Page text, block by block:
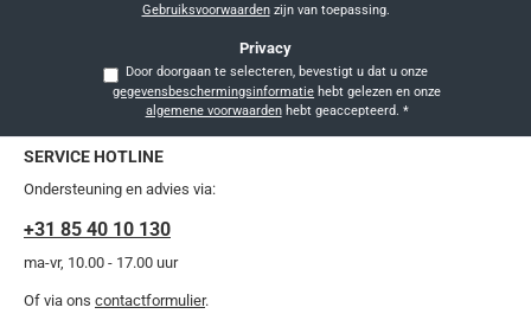
Gebruiksvoorwaardenzijn van toepassing.
Privacy
Door doorgaan te selecteren, bevestigt u dat u onze
gegevensbeschermingsinformatie
algemene voorwaardenhebt geaccepteerd. *
SERVICE HOTLINE
Ondersteuning en advies via:
+31 85 40 10 130
ma-vr, 10.00 - 17.00 uur
Of via ons contactformulier.